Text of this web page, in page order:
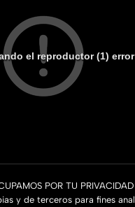
POR TU PRIVACIDAD
y de terceros para fines
el reproductor (1) error